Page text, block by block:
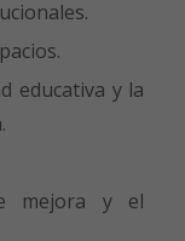
educativa y la
mejora y el